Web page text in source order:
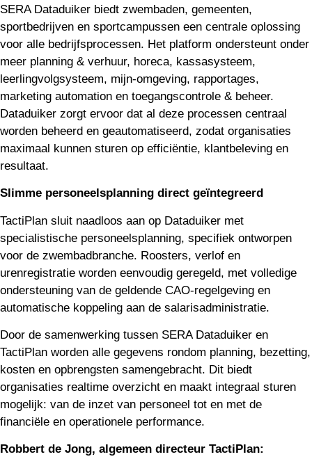
SERA Dataduiker biedt zwembaden, gemeenten,
sportbedrijven en sportcampussen een centrale oplossing
voor alle bedrijfsprocessen. Het platform ondersteunt onder
meer planning & verhuur, horeca, kassasysteem,
leerlingvolgsysteem, mijn-omgeving, rapportages,
marketing automation en toegangscontrole & beheer.
Dataduiker zorgt ervoor dat al deze processen centraal
worden beheerd en geautomatiseerd, zodat organisaties
maximaal kunnen sturen op efficiëntie, klantbeleving en
resultaat.
Slimme personeelsplanning direct geïntegreerd
TactiPlan sluit naadloos aan op Dataduiker met
specialistische personeelsplanning, specifiek ontworpen
voor de zwembadbranche. Roosters, verlof en
urenregistratie worden eenvoudig geregeld, met volledige
ondersteuning van de geldende CAO-regelgeving en
automatische koppeling aan de salarisadministratie.
Door de samenwerking tussen SERA Dataduiker en
TactiPlan worden alle gegevens rondom planning, bezetting,
kosten en opbrengsten samengebracht. Dit biedt
organisaties realtime overzicht en maakt integraal sturen
mogelijk: van de inzet van personeel tot en met de
financiële en operationele performance.
Robbert de Jong, algemeen directeur TactiPlan: